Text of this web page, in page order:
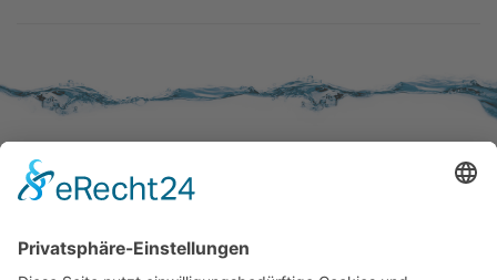
SERVICE
Kundenzufriedenheit
WISSENSWERTES